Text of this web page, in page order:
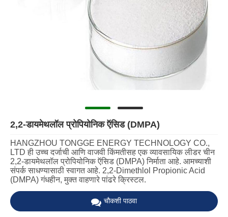
2,2-डायमेथलॉल प्रोपियोनिक ऍसिड (DMPA)
HANGZHOU TONGGE ENERGY TECHNOLOGY CO.,
LTD ही उच्च दर्जाची आणि वाजवी किंमतीसह एक व्यावसायिक लीडर चीन
2,2-डायमेथलॉल प्रोपियोनिक ऍसिड (DMPA) निर्माता आहे. आमच्याशी
संपर्क साधण्यासाठी स्वागत आहे. 2,2-Dimethlol Propionic Acid
(DMPA) गंधहीन, मुक्त वाहणारे पांढरे क्रिस्टल.
चौकशी पाठवा